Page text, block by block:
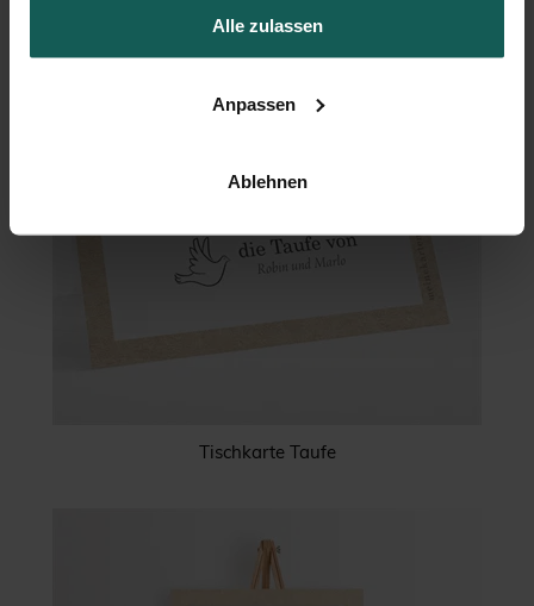
Alle zulassen
Anpassen
Ablehnen
Tischkarte Taufe